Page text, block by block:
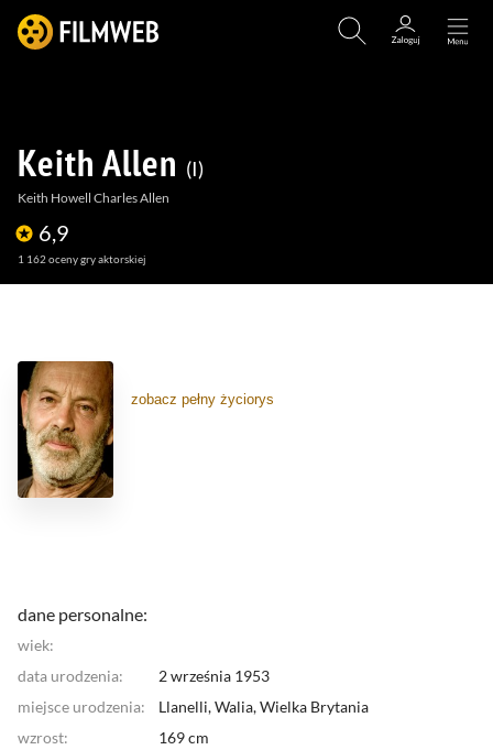
Keith Allen I
Keith Howell Charles Allen
6,9
1 162 oceny gry aktorskiej
zobacz pełny życiorys
dane personalne:
wiek:
data urodzenia:
2 września 1953
miejsce urodzenia:
Llanelli, Walia,Wielka Brytania
wzrost:
169 cm